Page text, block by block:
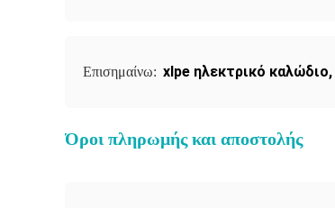
Επισημαίνω: xlpe ηλεκτρικό καλώδιο,
Όροι πληρωμής και αποστολής